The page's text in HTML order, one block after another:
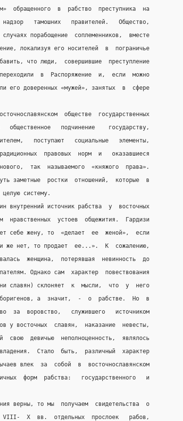
обращенного  в  рабство  преступника  на
тамошних   правителей.   Общество,
порабощение  соплеменников,  вместе
локализуя его носителей  в  пограничье
что люди,  совершившие  преступление
в  Распоряжение  и,  если  можно
его доверенных «мужей», занятых  в  сфере
обществе  государственных
подчинение    государству,
поступают   социальные   элементы,
правовых  норм  и   оказавшиеся
так  называемого  «княжого  права».
заметные  ростки  отношений,  которые  в
целую систему.
внутренний источник рабства  у  восточных
нравственных  устоев  общежития.  Гардизи
себе жену, то  «делает  ее  женой»,  если
же нет, то продает  ее...».  К  сожалению,
женщина,  потерявшая  невинность  до
Однако сам  характер  повествования
славян) склоняет  к  мысли,  что  у  него
аборигенов, а  значит,  -  о  рабстве.  Но  в
за  воровство,   служившего   источником
у восточных  славян,  наказание  невесты,
свою  девичью  неполноценность,  являлось
Стало  быть,  различный  характер
влек  за  собой  в  восточнославянском
форм  рабства:   государственного   и
верны, то мы  получаем  свидетельства  о
VIII-  X  вв.  отдельных  прослоек   рабов,